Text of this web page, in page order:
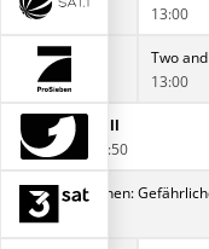
13:00
2 Broke Girls
Two
13:00
Bull
12:50